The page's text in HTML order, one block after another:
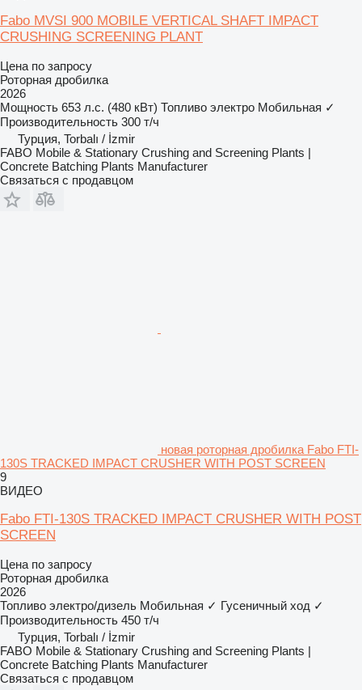
Fabo MVSI 900 MOBILE VERTICAL SHAFT IMPACT
CRUSHING SCREENING PLANT
Цена по запросу
Роторная дробилка
2026
Мощность 653 л.с. (480 кВт) Топливо электро Мобильная ✓
Производительность 300 т/ч
Турция, Torbalı / İzmir
FABO Mobile & Stationary Crushing and Screening Plants |
Concrete Batching Plants Manufacturer
Связаться с продавцом
новая роторная дробилка Fabo FTI-
130S TRACKED IMPACT CRUSHER WITH POST SCREEN
9
ВИДЕО
Fabo FTI-130S TRACKED IMPACT CRUSHER WITH POST
SCREEN
Цена по запросу
Роторная дробилка
2026
Топливо электро/дизель Мобильная ✓ Гусеничный ход ✓
Производительность 450 т/ч
Турция, Torbalı / İzmir
FABO Mobile & Stationary Crushing and Screening Plants |
Concrete Batching Plants Manufacturer
Связаться с продавцом